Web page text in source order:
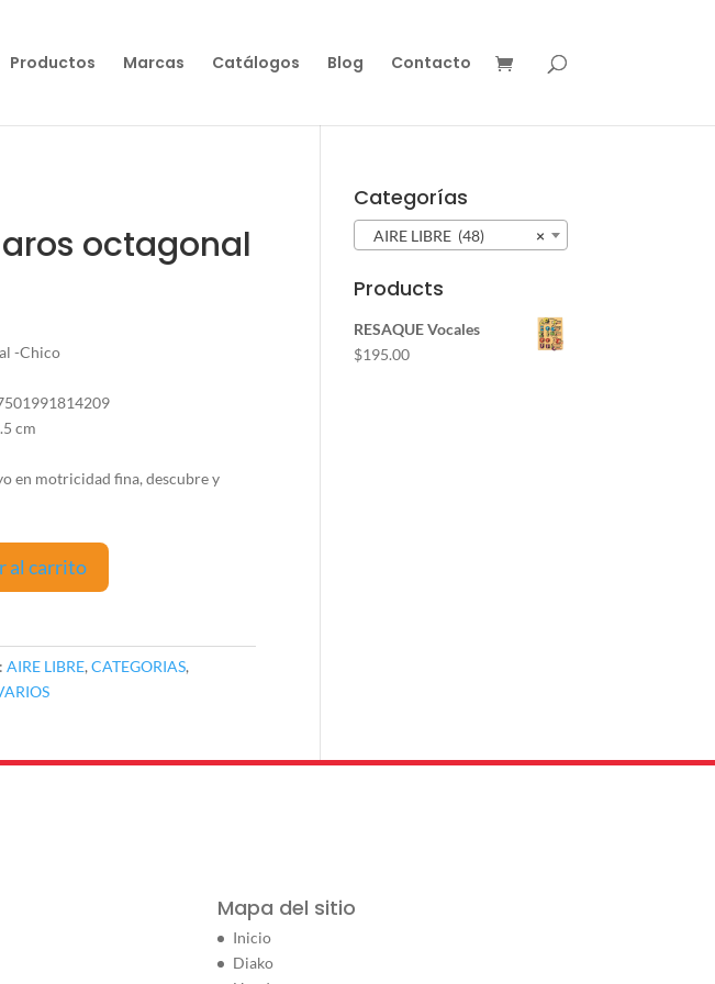
Productos Marcas Catálogos Blog Contacto
octagonal
-Chico
cm
en motricidad fina, descubre y
al carrito
AIRE LIBRE,CATEGORIAS,
Categorías
×
AIRE LIBRE (48)
Products
RESAQUE Vocales
$195.00
Mapa del sitio
Inicio
Diako